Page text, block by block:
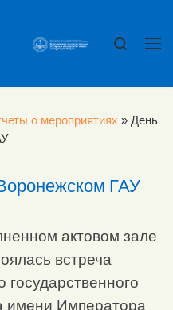
Search
о мероприятиях » День
ГАУ
актовом зале
встреча
государственного
имени Императора